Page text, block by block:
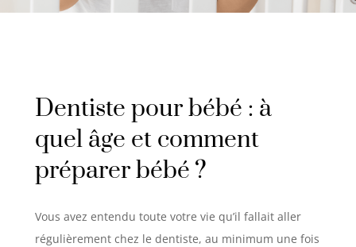
Dentiste pour bébé : à
quel âge et comment
préparer bébé ?
Vous avez entendu toute votre vie qu’il fallait aller
régulièrement chez le dentiste, au minimum une fois